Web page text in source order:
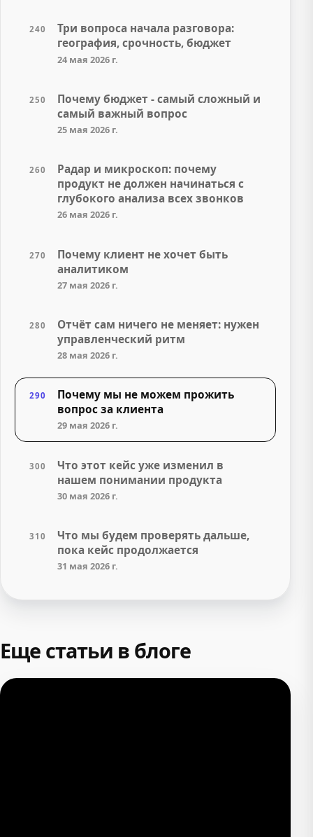
240
Три вопроса начала разговора:
география, срочность, бюджет
24 мая 2026 г.
250
Почему бюджет - самый сложный и
самый важный вопрос
25 мая 2026 г.
260
Радар и микроскоп: почему
продукт не должен начинаться с
глубокого анализа всех звонков
26 мая 2026 г.
270
Почему клиент не хочет быть
аналитиком
27 мая 2026 г.
280
Отчёт сам ничего не меняет: нужен
управленческий ритм
28 мая 2026 г.
290
Почему мы не можем прожить
вопрос за клиента
29 мая 2026 г.
300
Что этот кейс уже изменил в
нашем понимании продукта
30 мая 2026 г.
310
Что мы будем проверять дальше,
пока кейс продолжается
31 мая 2026 г.
Еще статьи в блоге